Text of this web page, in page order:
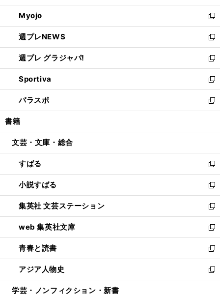
開
く
ウ
で
開
く
ン
ド
ウ
で
開
く
ウ
ィ
ン
ド
ウ
で
開
く
Myojo
新
し
い
ウ
ィ
ン
ド
ウ
で
開
週プレNEWS
新
し
い
ウ
ィ
ン
ド
ウ
開
週プレ グラジャパ!
新
し
い
ウ
ィ
ン
ウ
開
く
Sportiva
新
し
い
ウ
ン
ウ
で
開
く
パラスポ
新
し
ウ
ン
ド
ウ
で
開
く
書籍
文芸・文庫・総合
すばる
新
し
い
ウ
ィ
ン
ド
ウ
で
開
く
小説すばる
新
し
い
ウ
ィ
ン
ド
ウ
で
開
集英社 文芸ステーション
新
し
い
ウ
ィ
ン
ド
ウ
web 集英社文庫
新
し
い
ウ
ィ
ン
青春と読書
新
し
い
ウ
アジア人物史
新
し
学芸・ノンフィクション・新書